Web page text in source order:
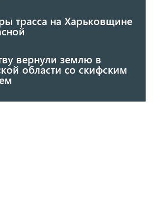
трасса на Харьковщине
вернули землю в
области со скифским